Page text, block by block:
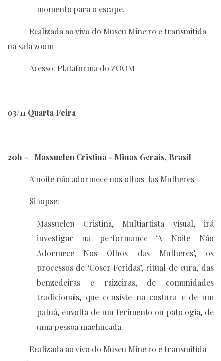
momento para o escape.
Realizada ao vivo do Museu Mineiro e transmitida
na sala zoom
Acesso: Plataforma do ZOOM
03/11 Quarta Feira
20h - Massuelen Cristina - Minas Gerais, Brasil
A noite não adormece nos olhos das Mulheres
Sinopse:
Massuelen Cristina, Multiartista visual, irá
investigar na performance ‘A Noite Não
Adormece Nos Olhos das Mulheres’, os
processos de ‘Coser Feridas’, ritual de cura, das
benzedeiras e raizeiras, de comunidades
tradicionais, que consiste na costura e de um
patuá, envolta de um ferimento ou patologia, de
uma pessoa machucada.
Realizada ao vivo do Museu Mineiro e transmitida